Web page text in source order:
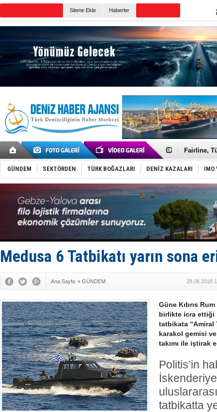
Sitene Ekle Haberler
Deniz
Fairline,
Baltık
Runit
Dünyanın
Türk
Hüseyin
Hat-San
Med
Tekne, su
Dışişleri
GÜNDEM SEKTÖRDEN TÜRK BOĞAZLARI DENİZ KAZALARI IMO
Medusa 6 Tatbikatı yarın sona
Ana Sayfa » GÜNDEM 28.06.2018
Güne Kıbrıs
birlikte icra ettiği
tatbikata “Amiral
karakol gemisi
takımı ile iştirak
Politis’in
tatbikatta